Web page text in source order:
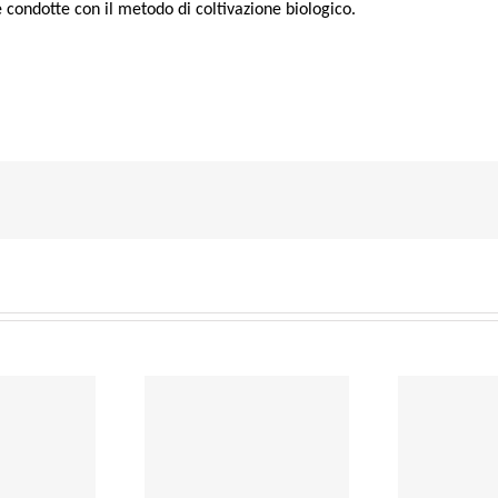
con il meto­do di col­ti­va­zio­ne biologico.